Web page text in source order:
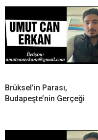
Brüksel’in Parası,
Budapeşte’nin Gerçeği